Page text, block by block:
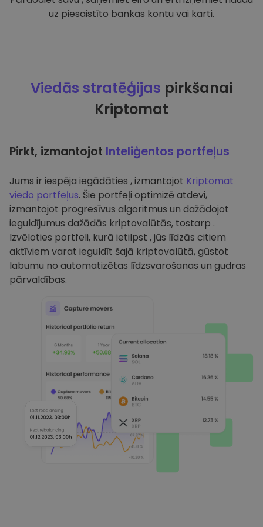
uz piesaistīto bankas kontu vai karti.
Viedās stratēģijas pirkšanai
Kriptomat
Pirkt, izmantojot Inteliģentos portfeļus
Jums ir iespēja iegādāties , izmantojot Kriptomat
viedo portfeļus. Šie portfeļi optimizē atdevi,
izmantojot progresīvus algoritmus un dažādojot
ieguldījumus dažādās kriptovalūtās, tostarp .
Izvēloties portfeli, kurā ietilpst , jūs līdzās citiem
aktīviem varat ieguldīt šajā kriptovalūtā, gūstot
labumu no automatizētas līdzsvarošanas un gudras
pārvaldības.